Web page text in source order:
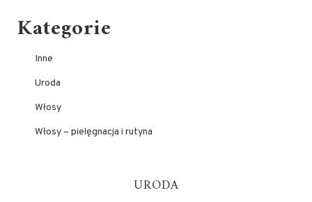
Kategorie
Inne
Uroda
Włosy
Włosy – pielęgnacja i rutyna
URODA